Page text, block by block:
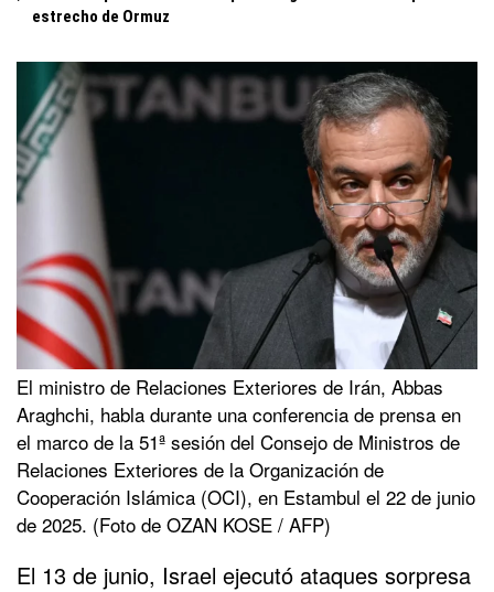
estrecho de Ormuz
El ministro de Relaciones Exteriores de Irán, Abbas
Araghchi, habla durante una conferencia de prensa en
el marco de la 51ª sesión del Consejo de Ministros de
Relaciones Exteriores de la Organización de
Cooperación Islámica (OCI), en Estambul el 22 de junio
de 2025. (Foto de OZAN KOSE / AFP)
El 13 de junio, Israel ejecutó ataques sorpresa